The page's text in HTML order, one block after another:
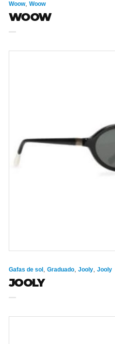
Woow, Woow
WOOW
Gafas de sol , Graduado, Jooly, Jooly
JOOLY